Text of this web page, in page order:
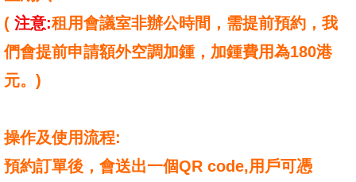
( 注意:租用會議室非辦公時間，需提前預約，我
們會提前申請額外空調加鍾，加鍾費用為180港
元。)
操作及使用流程:
預約訂單後，會送出一個QR code,用戶可憑